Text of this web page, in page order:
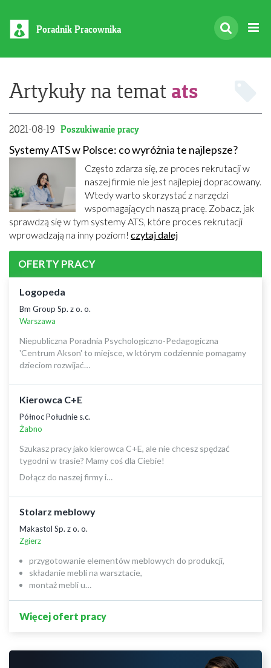
Poradnik Pracownika
Artykuły na temat ats
2021-08-19 Poszukiwanie pracy
Systemy ATS w Polsce: co wyróżnia te najlepsze?
Często zdarza się, ze proces rekrutacji w
naszej firmie nie jest najlepiej dopracowany.
Wtedy warto skorzystać z narzędzi
wspomagających naszą pracę. Zobacz, jak
sprawdzą się w tym systemy ATS, które proces rekrutacji
wprowadzają na inny poziom! czytaj dalej
OFERTY PRACY
Logopeda
Bm Group Sp. z o. o.
Warszawa
Niepubliczna Poradnia Psychologiczno-Pedagogiczna
'Centrum Akson' to miejsce, w którym codziennie pomagamy
dzieciom rozwijać…
Kierowca C+E
Północ Południe s.c.
Żabno
Szukasz pracy jako kierowca C+E, ale nie chcesz spędzać
tygodni w trasie? Mamy coś dla Ciebie!
Dołącz do naszej firmy i…
Stolarz meblowy
Makastol Sp. z o. o.
Zgierz
przygotowanie elementów meblowych do produkcji,
składanie mebli na warsztacie,
montaż mebli u…
Więcej ofert pracy